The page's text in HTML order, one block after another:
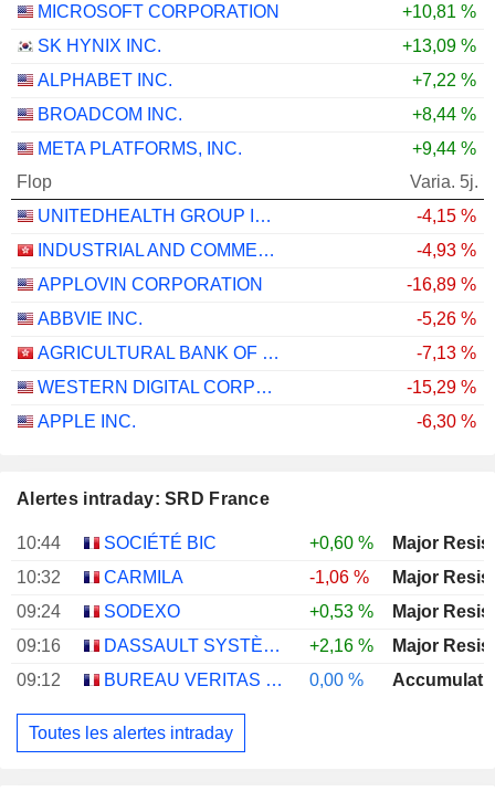
MICROSOFT CORPORATION
+10,81 %
SK HYNIX INC.
+13,09 %
ALPHABET INC.
+7,22 %
BROADCOM INC.
+8,44 %
META PLATFORMS, INC.
+9,44 %
Flop
Varia. 5j.
UNITEDHEALTH GROUP INC.
-4,15 %
INDUSTRIAL AND COMMERCIAL BANK OF CHINA LIMITED
-4,93 %
APPLOVIN CORPORATION
-16,89 %
ABBVIE INC.
-5,26 %
AGRICULTURAL BANK OF CHINA LIMITED
-7,13 %
WESTERN DIGITAL CORPORATION
-15,29 %
APPLE INC.
-6,30 %
Alertes intraday: SRD France
10:44 SOCIÉTÉ BIC +0,60 %
Major
10:32
CARMILA -1,06 %
Major
09:24
SODEXO +0,53 %
Major
09:16
DASSAULT SYSTÈMES SE +2,16 %
Major
09:12
BUREAU VERITAS SA 0,00 %
Toutes les alertes intraday